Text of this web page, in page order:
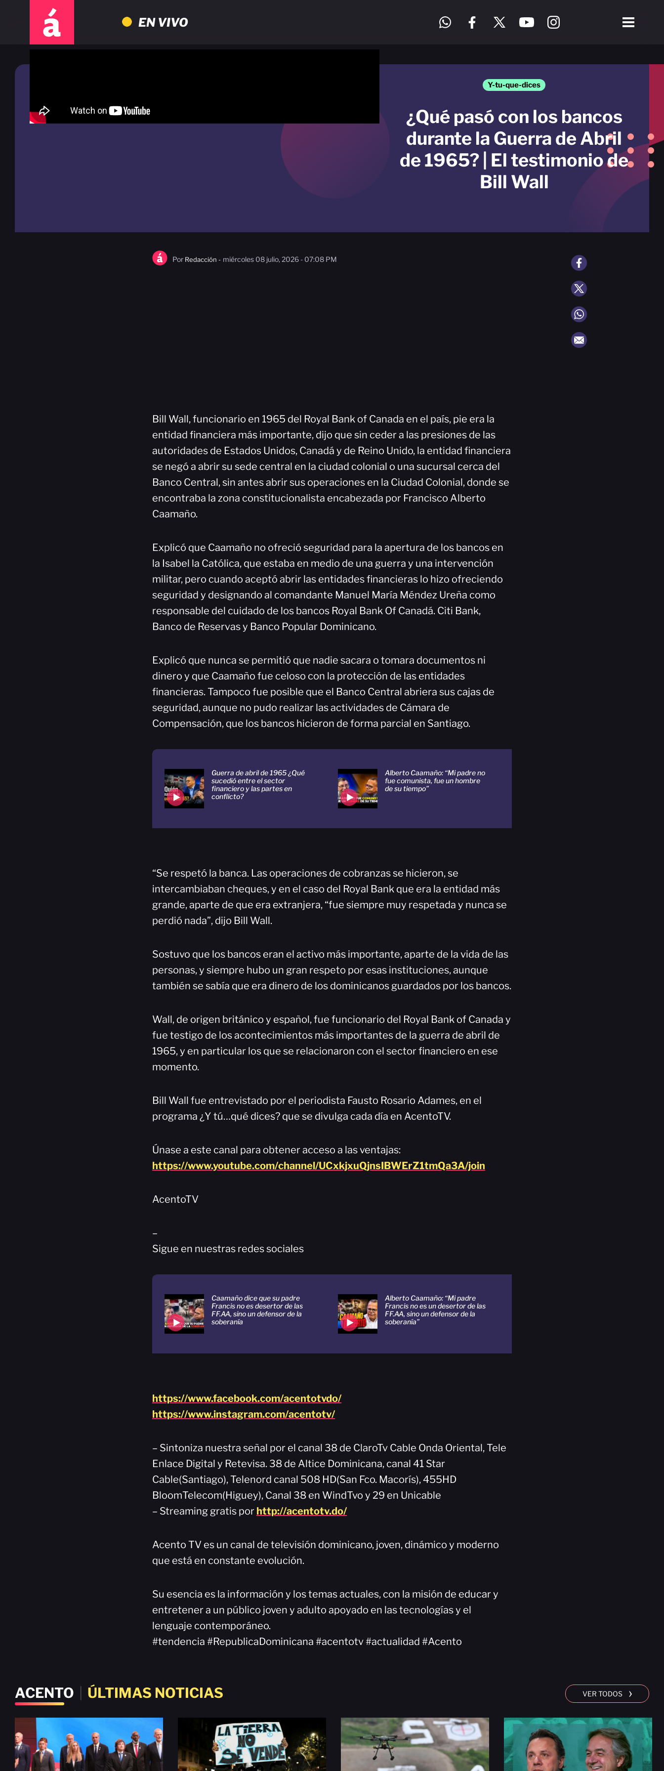
EN VIVO
Y-tu-que-dices
¿Qué pasó con los bancos
durante la Guerra de Abril
de 1965? | El testimonio de
Bill Wall
Por Redacción - miércoles 08 julio, 2026 - 07:08 PM
Bill Wall, funcionario en 1965 del Royal Bank of Canada en el país, pie era la
entidad financiera más importante, dijo que sin ceder a las presiones de las
autoridades de Estados Unidos, Canadá y de Reino Unido, la entidad financiera
se negó a abrir su sede central en la ciudad colonial o una sucursal cerca del
Banco Central, sin antes abrir sus operaciones en la Ciudad Colonial, donde se
encontraba la zona constitucionalista encabezada por Francisco Alberto
Caamaño.
Explicó que Caamaño no ofreció seguridad para la apertura de los bancos en
la Isabel la Católica, que estaba en medio de una guerra y una intervención
militar, pero cuando aceptó abrir las entidades financieras lo hizo ofreciendo
seguridad y designando al comandante Manuel María Méndez Ureña como
responsable del cuidado de los bancos Royal Bank Of Canadá. Citi Bank,
Banco de Reservas y Banco Popular Dominicano.
Explicó que nunca se permitió que nadie sacara o tomara documentos ni
dinero y que Caamaño fue celoso con la protección de las entidades
financieras. Tampoco fue posible que el Banco Central abriera sus cajas de
seguridad, aunque no pudo realizar las actividades de Cámara de
Compensación, que los bancos hicieron de forma parcial en Santiago.
Guerra de abril de 1965 ¿Qué
sucedió entre el sector
financiero y las partes en
conflicto?
Alberto Caamaño: “Mi padre no
fue comunista, fue un hombre
de su tiempo”
“Se respetó la banca. Las operaciones de cobranzas se hicieron, se
intercambiaban cheques, y en el caso del Royal Bank que era la entidad más
grande, aparte de que era extranjera, “fue siempre muy respetada y nunca se
perdió nada”, dijo Bill Wall.
Sostuvo que los bancos eran el activo más importante, aparte de la vida de las
personas, y siempre hubo un gran respeto por esas instituciones, aunque
también se sabía que era dinero de los dominicanos guardados por los bancos.
Wall, de origen británico y español, fue funcionario del Royal Bank of Canada y
fue testigo de los acontecimientos más importantes de la guerra de abril de
1965, y en particular los que se relacionaron con el sector financiero en ese
momento.
Bill Wall fue entrevistado por el periodista Fausto Rosario Adames, en el
programa ¿Y tú…qué dices? que se divulga cada día en AcentoTV.
Únase a este canal para obtener acceso a las ventajas:
https://www.youtube.com/channel/UCxkjxuQjnsIBWErZ1tmQa3A/join
AcentoTV
–
Sigue en nuestras redes sociales
Caamaño dice que su padre
Francis no es desertor de las
FF.AA, sino un defensor de la
soberanía
Alberto Caamaño: “Mi padre
Francis no es un desertor de las
FF.AA, sino un defensor de la
soberanía”
https://www.facebook.com/acentotvdo/
https://www.instagram.com/acentotv/
– Sintoniza nuestra señal por el canal 38 de ClaroTv Cable Onda Oriental, Tele
Enlace Digital y Retevisa. 38 de Altice Dominicana, canal 41 Star
Cable(Santiago), Telenord canal 508 HD(San Fco. Macorís), 455HD
BloomTelecom(Higuey), Canal 38 en WindTvo y 29 en Unicable
– Streaming gratis por http://acentotv.do/
Acento TV es un canal de televisión dominicano, joven, dinámico y moderno
que está en constante evolución.
Su esencia es la información y los temas actuales, con la misión de educar y
entretener a un público joven y adulto apoyado en las tecnologías y el
lenguaje contemporáneo.
#tendencia #RepublicaDominicana #acentotv #actualidad #Acento
ACENTO ÚLTIMAS NOTICIAS VER TODOS ›